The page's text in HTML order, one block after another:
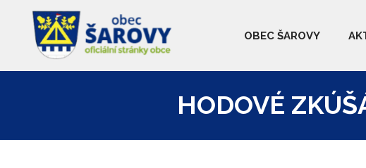
OBEC ŠAROVY
HODOVÉ